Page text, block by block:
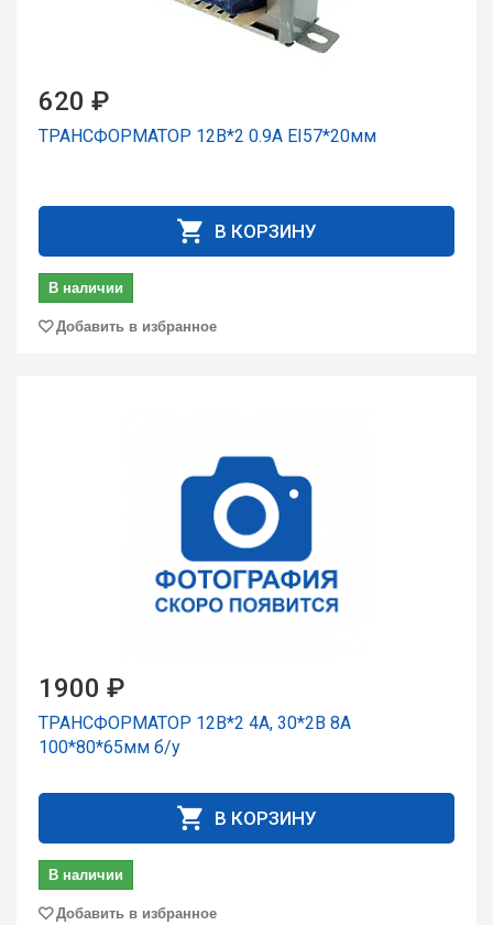
620 ₽
ТРАНСФОРМАТОР 12В*2 0.9А EI57*20мм
В КОРЗИНУ
В наличии
Добавить в избранное
1900 ₽
ТРАНСФОРМАТОР 12В*2 4А, 30*2В 8А
100*80*65мм б/у
В КОРЗИНУ
В наличии
Добавить в избранное